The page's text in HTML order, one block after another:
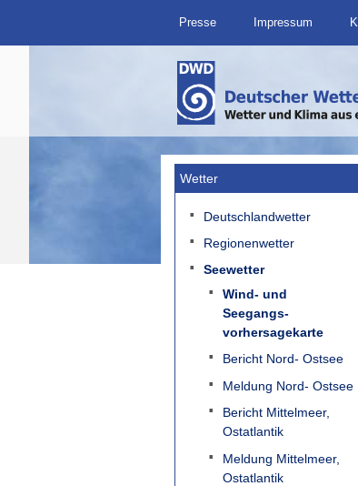
Presse Impressum
Wetter
Deutschlandwetter
Regionenwetter
Seewetter
Wind- und
Seegangs-
vorhersagekarte
Bericht Nord- Ostsee
Meldung Nord- Ostsee
Bericht Mittelmeer,
Ostatlantik
Meldung Mittelmeer,
Ostatlantik